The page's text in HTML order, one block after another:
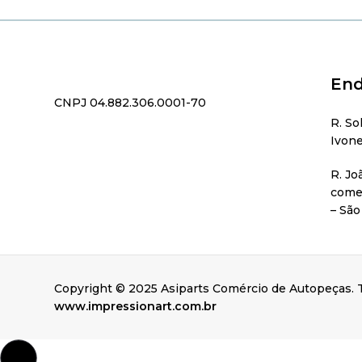
CNPJ 04.882.306.0001-70
R.
R.
–
Copyright © 2025 Asiparts Comércio de
www.impressionart.com.br